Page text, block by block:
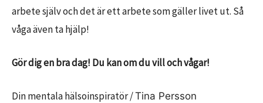
arbete själv och det är ett arbete som gäller livet ut. Så
våga även ta hjälp!
Gör dig en bra dag! Du kan om du vill och vågar!
Din mentala hälsoinspiratör /Tina Persson